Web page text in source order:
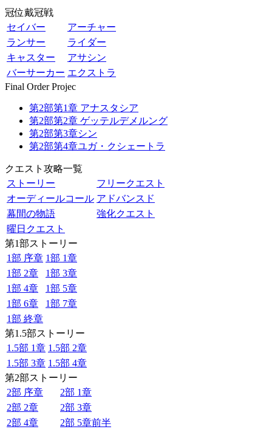
冠位戴冠戦
セイバー
アーチャー
ランサー
ライダー
キャスター
アサシン
バーサーカー エクストラ
Final Order Projec
第2部第1章 アナスタシア
第2部第2章 ゲッテルデメルング
第2部第3章シン
第2部第4章ユガ・クシェートラ
クエスト攻略一覧
ストーリー
フリークエスト
オーディールコール アドバンスド
幕間の物語
強化クエスト
曜日クエスト
第1部ストーリー
1部 序章 1部 1章
1部 2章
1部 3章
1部 4章
1部 5章
1部 6章
1部 7章
1部 終章
第1.5部ストーリー
1.5部 1章 1.5部 2章
1.5部 3章 1.5部 4章
第2部ストーリー
2部 序章
2部 1章
2部 2章
2部 3章
2部 4章
2部 5章前半